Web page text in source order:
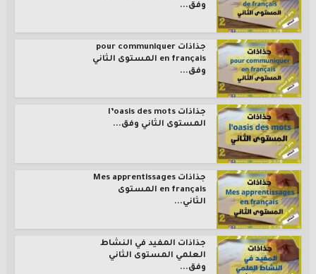
وفق...
جذاذات pour communiquer
en français المستوى الثاني
وفق...
جذاذات l’oasis des mots
المستوى الثاني وفق...
جذاذات Mes apprentissages
en français المستوى
الثاني...
جذاذات المفيد في النشاط
العلمي المستوى الثاني
وفق...